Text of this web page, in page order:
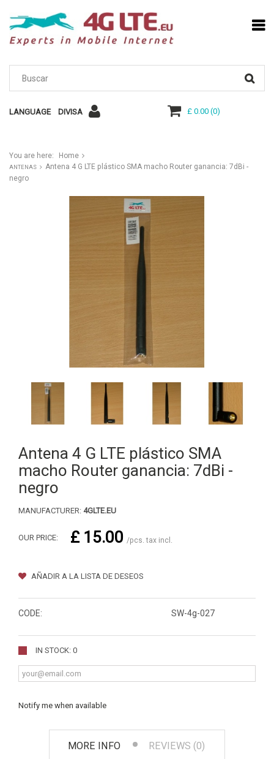
LANGUAGE DIVISA £ 0.00(0)
You are here: Home
ANTENAS
Antena 4 G LTE plástico SMA macho Router ganancia: 7dBi -
negro
Antena 4 G LTE plástico SMA
macho Router ganancia: 7dBi -
negro
MANUFACTURER: 4GLTE.EU
OUR PRICE: £ 15.00 /pcs. tax incl.
AÑADIR A LA LISTA DE DESEOS
CODE: SW-4g-027
IN STOCK: 0
Notify me when available
MORE INFO REVIEWS (0)